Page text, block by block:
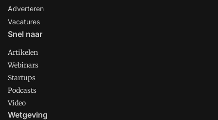
Adverteren
Vacatures
Snel naar
Artikelen
Webinars
Startups
Podcasts
Video
Wetgeving